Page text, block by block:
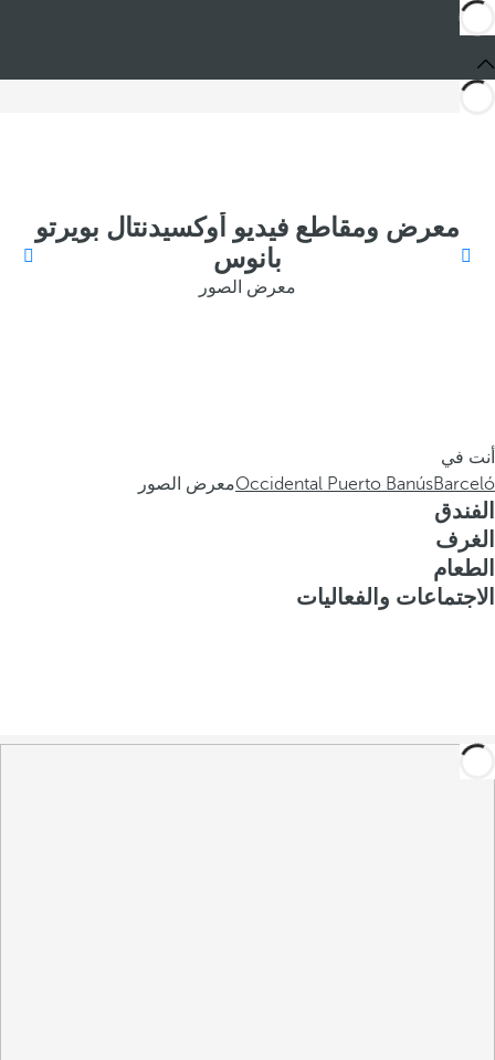
معرض ومقاطع فيديو أوكسيدنتال بويرتو
بانوس
معرض الصور
أنت في
Barceló
Occidental Puerto Banúsمعرض الصور
الفندق
الغرف
الطعام
الاجتماعات والفعاليات